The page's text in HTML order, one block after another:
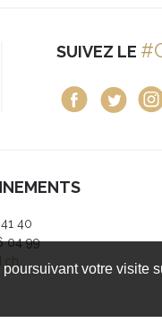
SUIVEZ LE
40
04 99
votre visite